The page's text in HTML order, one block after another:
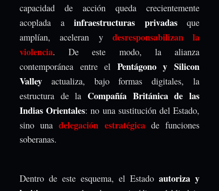
capacidad de acción queda crecientemente
acoplada a infraestructuras privadasque
amplían, aceleran y desresponsabilizan la
violencia. De este modo, la alianza
contemporánea entre el Pentágono y Silicon
Valley actualiza, bajo formas digitales, la
estructura de la Compañía Británica de las
Indias Orientales: no una sustitución del Estado,
sino unadelegación estratégicade funciones
soberanas.
Dentro de este esquema, el Estado autoriza y